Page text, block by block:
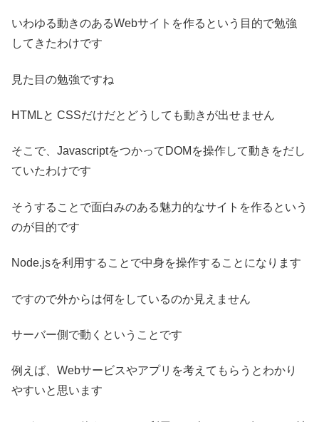
いわゆる動きのあるWebサイトを作るという目的で勉強
してきたわけです
見た目の勉強ですね
HTMLと CSSだけだとどうしても動きが出せません
そこで、JavascriptをつかってDOMを操作して動きをだし
ていたわけです
そうすることで面白みのある魅力的なサイトを作るという
のが目的です
Node.jsを利用することで中身を操作することになります
ですので外からは何をしているのか見えません
サーバー側で動くということです
例えば、Webサービスやアプリを考えてもらうとわかり
やすいと思います